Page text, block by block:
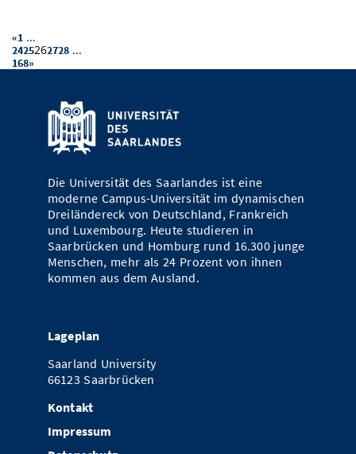
«1 ...
2425262728 ...
168»
Die Universität des Saarlandes ist eine
moderne Campus-Universität im dynamischen
Dreiländereck von Deutschland, Frankreich
und Luxembourg. Heute studieren in
Saarbrücken und Homburg rund 16.300 junge
Menschen, mehr als 24 Prozent von ihnen
kommen aus dem Ausland.
Lageplan
Saarland University
66123 Saarbrücken
Kontakt
Impressum